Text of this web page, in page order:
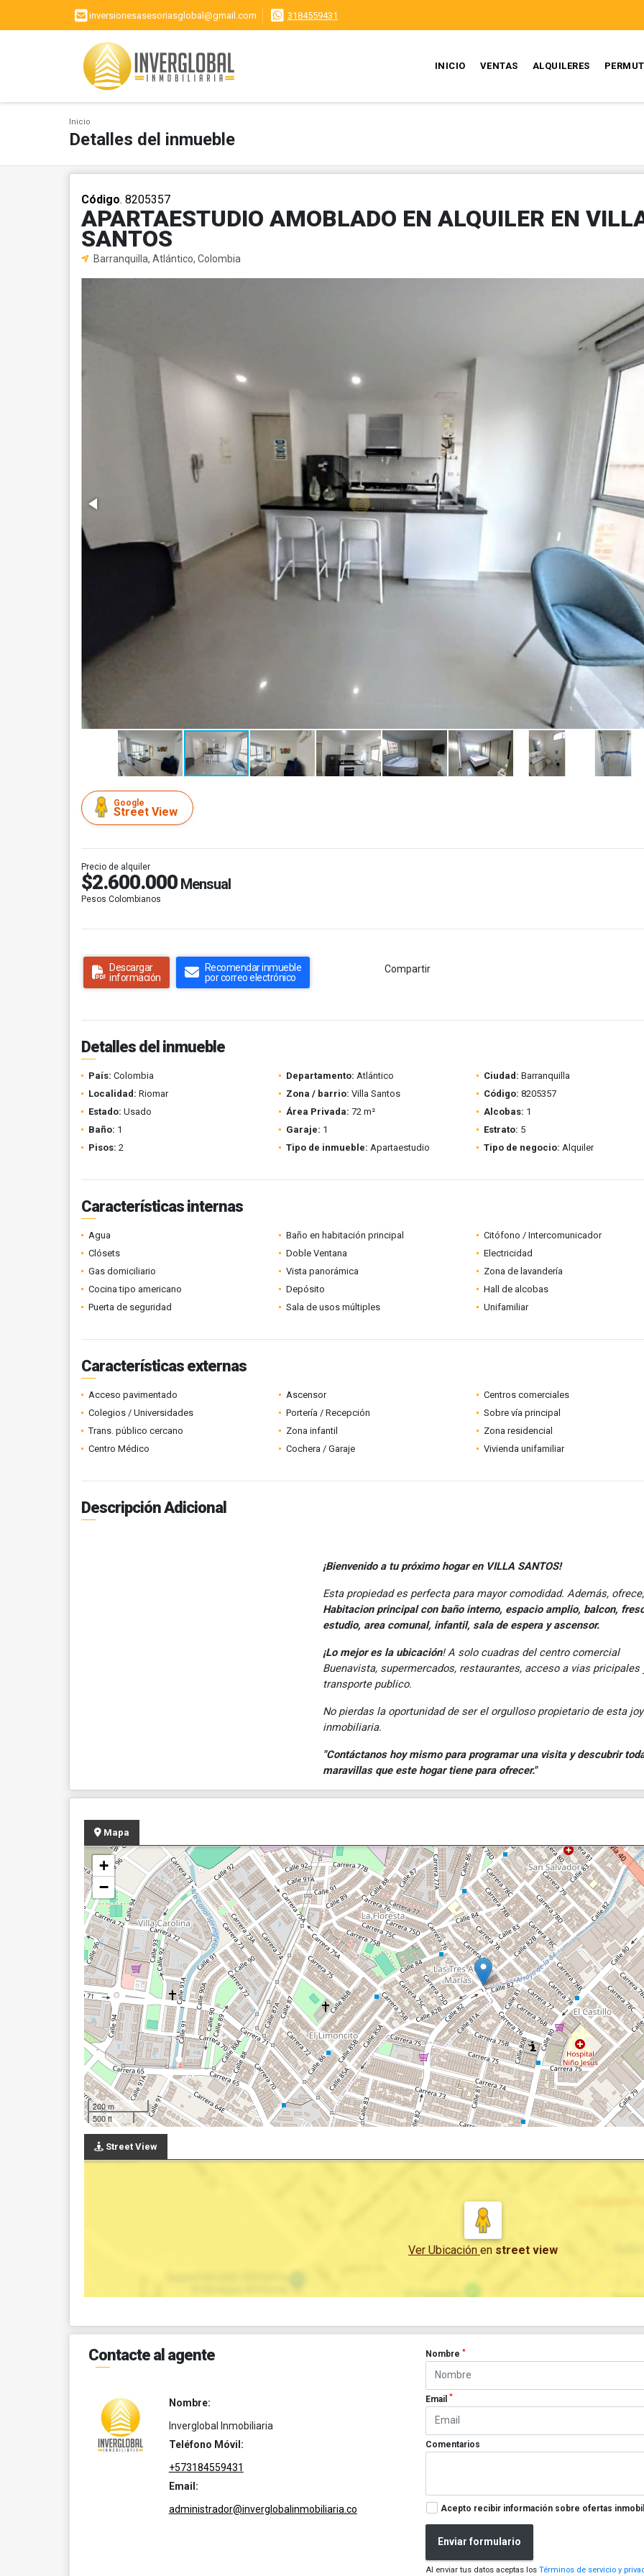
inversionesasesoriasglobal@gmail.com 3184559431
INICIO VENTAS ALQUILERES
Inicio
Detalles del inmueble
Código. 8205357
APARTAESTUDIO AMOBLADO EN ALQUILER EN
SANTOS
Barranquilla, Atlántico, Colombia
Google
Street View
Precio de alquiler
$2.600.000 Mensual
Pesos Colombianos
Descargar
información
Recomendar inmueble
por correo electrónico
Compartir
Detalles del inmueble
País: Colombia Departamento: Atlántico Ciudad: Barranquilla
Localidad: Riomar Zona / barrio: Villa Santos Código: 8205357
Estado: Usado Área Privada: 72 m² Alcobas: 1
Baño: 1 Garaje: 1 Estrato: 5
Pisos: 2 Tipo de inmueble: Apartaestudio Tipo de negocio: Alquiler
Características internas
Agua Baño en habitación principal
Citófono / Intercomunicador
Clósets
Doble Ventana
Electricidad
Gas domiciliario
Vista panorámica
Zona de lavandería
Cocina tipo americano
Depósito
Hall de alcobas
Puerta de seguridad
Sala de usos múltiples Unifamiliar
Características externas
Acceso pavimentado Ascensor
Centros comerciales
Colegios / Universidades
Portería / Recepción
Sobre vía principal
Trans. público cercano
Zona infantil
Zona residencial
Centro Médico
Cochera / Garaje Vivienda unifamiliar
Descripción Adicional
¡Bienvenido a tu próximo hogar en VILLA SANTOS!
Esta propiedad es perfecta para mayor comodidad. Además, ofrece;
Habitacion principal con baño interno, espacio amplio, balcon,
estudio, area comunal, infantil, sala de espera y ascensor.
¡Lo mejor es la ubicación! A solo cuadras del centro comercial
Buenavista, supermercados, restaurantes, acceso a vias pricipales
transporte publico.
No pierdas la oportunidad de ser el orgulloso propietario de esta
inmobiliaria.
"Contáctanos hoy mismo para programar una visita y descubrir
maravillas que este hogar tiene para ofrecer."
Mapa
+
−
200 m
500 ft
Street View
Ver Ubicación en street view
Contacte al agente
Nombre:
Inverglobal Inmobiliaria
Teléfono Móvil:
+573184559431
Email:
administrador@inverglobalinmobiliaria.co
Nombre*
Email*
Comentarios
Acepto recibir información sobre ofertas
Enviar formulario
Al enviar tus datos aceptas losTérminos de servicio y